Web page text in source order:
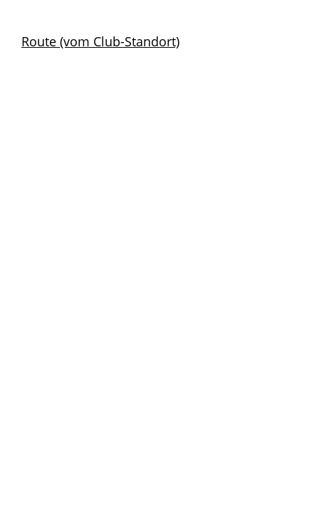
Route (vom Club-Standort)